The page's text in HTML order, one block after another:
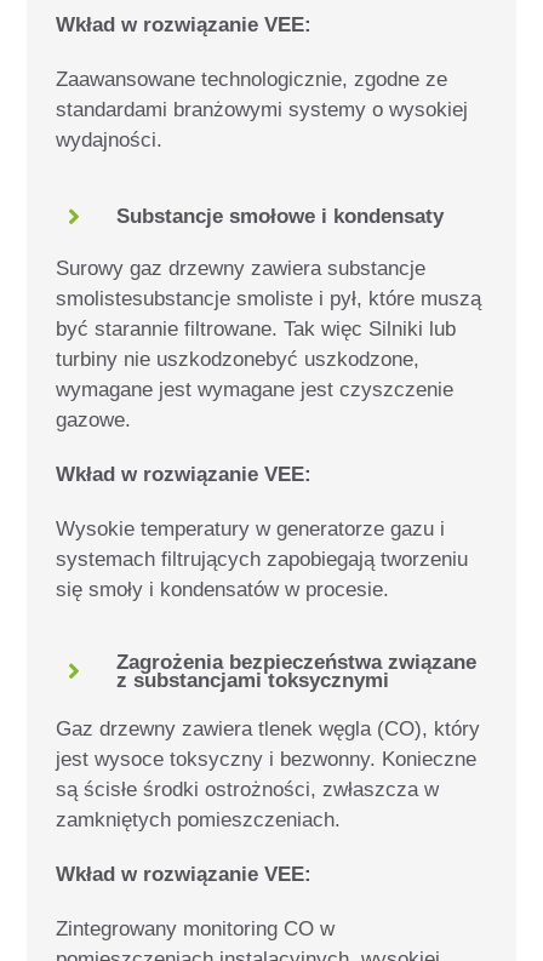
Wkład w rozwiązanie VEE:
Zaawansowane technologicznie, zgodne ze
standardami branżowymi systemy o wysokiej
wydajności.
Substancje smołowe i kondensaty
Surowy gaz drzewny zawiera substancje
smolistesubstancje smoliste i pył, które muszą
być starannie filtrowane. Tak więc Silniki lub
turbiny nie uszkodzonebyć uszkodzone,
wymagane jestwymagane jest czyszczenie
gazowe.
Wkład w rozwiązanie VEE:
Wysokie temperatury w generatorze gazu i
systemach filtrujących zapobiegają tworzeniu
się smoły i kondensatów w procesie.
Zagrożenia bezpieczeństwa związane
z substancjami toksycznymi
Gaz drzewny zawiera tlenek węgla (CO), który
jest wysoce toksyczny i bezwonny. Konieczne
są ścisłe środki ostrożności, zwłaszcza w
zamkniętych pomieszczeniach.
Wkład w rozwiązanie VEE:
Zintegrowany monitoring CO w